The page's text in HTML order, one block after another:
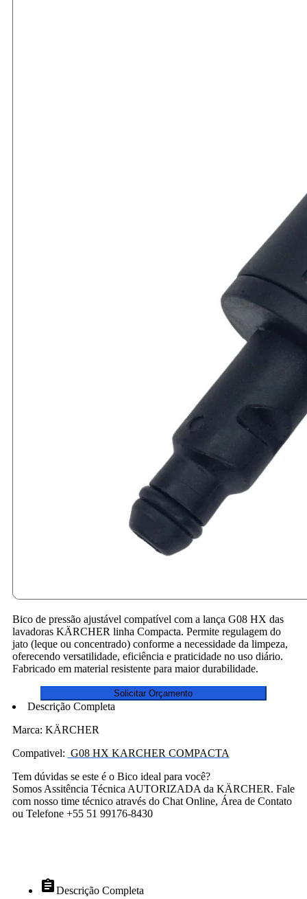
Bico de pressão ajustável compatível com a lança G08 HX das
lavadoras KÄRCHER linha Compacta. Permite regulagem do
jato (leque ou concentrado) conforme a necessidade da limpeza,
oferecendo versatilidade, eficiência e praticidade no uso diário.
Fabricado em material resistente para maior durabilidade.
Solicitar Orçamento
Descrição Completa
Marca: KÄRCHER
Compativel: G08 HX KARCHER COMPACTA
Tem dúvidas se este é o Bico ideal para você?
Somos Assitência Técnica AUTORIZADA da KÄRCHER. Fale
com nosso time técnico através do Chat Online, Área de Contato
ou Telefone +55 51 99176-8430
assignmentDescrição Completa